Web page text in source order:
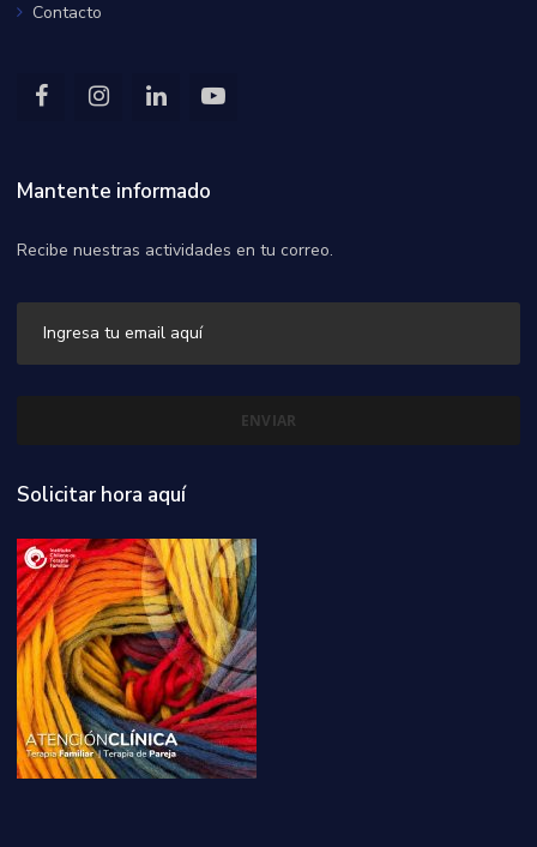
Contacto
Mantente informado
Recibe nuestras actividades en tu correo.
Solicitar hora aquí